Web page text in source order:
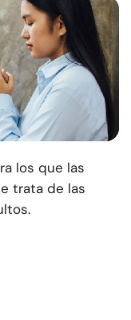
los que las
trata de las